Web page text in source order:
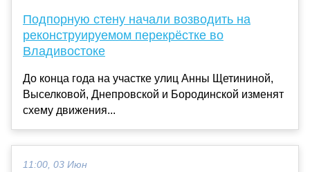
Подпорную стену начали возводить на
реконструируемом перекрёстке во
Владивостоке
До конца года на участке улиц Анны Щетининой,
Выселковой, Днепровской и Бородинской изменят
схему движения...
11:00, 03 Июн